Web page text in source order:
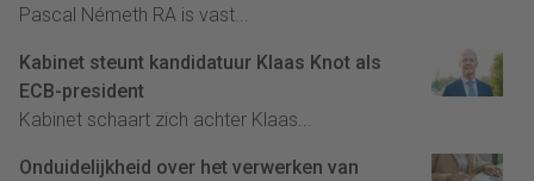
Pascal Németh RA is vast...
Kabinet steunt kandidatuur Klaas Knot als
ECB-president
Kabinet schaart zich achter Klaas...
Onduidelijkheid over het verwerken van